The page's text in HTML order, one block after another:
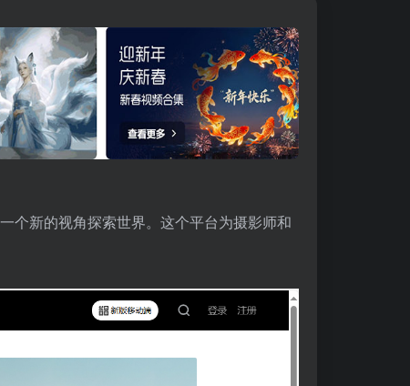
个新的视角探索世界。这个平台为摄影师和